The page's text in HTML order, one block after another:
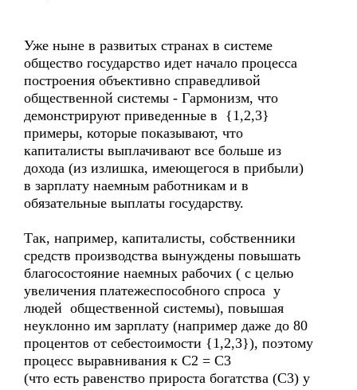
Уже ныне в развитых странах в системе
общество государство идет начало процесса
построения объективно справедливой
общественной системы - Гармонизм, что
демонстрируют приведенные в {1,2,3}
примеры, которые показывают, что
капиталисты выплачивают все больше из
дохода (из излишка, имеющегося в прибыли)
в зарплату наемным работникам и в
обязательные выплаты государству.
Так, например, капиталисты, собственники
средств производства вынуждены повышать
благосостояние наемных рабочих ( с целью
увеличения платежеспособного спроса у
людей общественной системы), повышая
неуклонно им зарплату (например даже до 80
процентов от себестоимости {1,2,3}), поэтому
процесс выравнивания к С2 = С3
(что есть равенство прироста богатства (С3) у